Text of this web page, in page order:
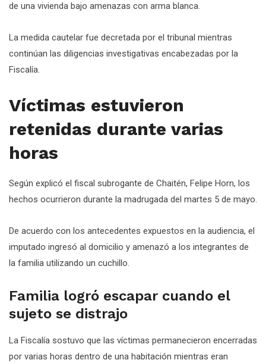
de una vivienda bajo amenazas con arma blanca.
La medida cautelar fue decretada por el tribunal mientras
continúan las diligencias investigativas encabezadas por la
Fiscalía.
Víctimas estuvieron
retenidas durante varias
horas
Según explicó el fiscal subrogante de Chaitén, Felipe Horn, los
hechos ocurrieron durante la madrugada del martes 5 de mayo.
De acuerdo con los antecedentes expuestos en la audiencia, el
imputado ingresó al domicilio y amenazó a los integrantes de
la familia utilizando un cuchillo.
Familia logró escapar cuando el
sujeto se distrajo
La Fiscalía sostuvo que las víctimas permanecieron encerradas
por varias horas dentro de una habitación mientras eran